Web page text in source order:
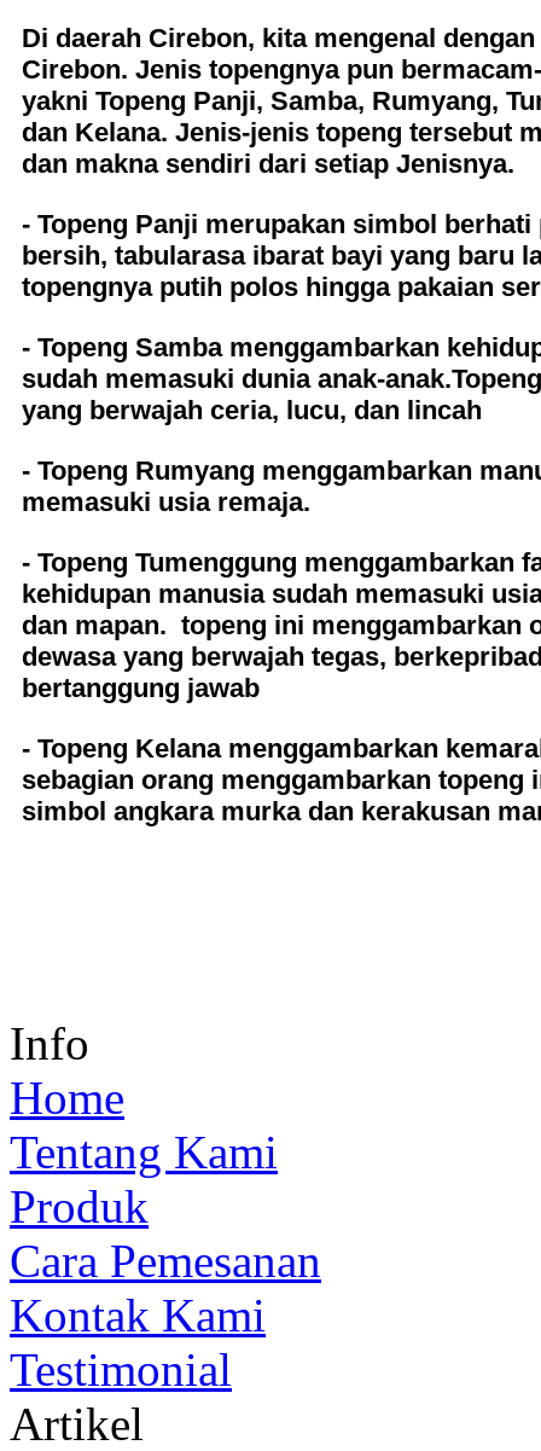
Di daerah Cirebon, kita mengenal dengan
Cirebon. Jenis topengnya pun
yakni Topeng Panji, Samba, Rumyang,
dan Kelana. Jenis-jenis topeng tersebut
dan makna sendiri dari setiap Jenisnya.
- Topeng Panji merupakan simbol berhati
bersih, tabularasa ibarat bayi yang baru
topengnya putih polos hingga pakaian
- Topeng Samba menggambarkan
sudah memasuki dunia anak-
yang berwajah ceria, lucu, dan lincah
- Topeng Rumyang menggambarkan
memasuki usia remaja.
- Topeng Tumenggung menggambarkan
kehidupan manusia sudah memasuki
dan mapan. topeng ini menggambarkan
dewasa yang berwajah tegas,
bertanggung jawab
- Topeng Kelana menggambarkan
sebagian orang menggambarkan topeng
simbol angkara murka dan kerakusan
Info
Home
Tentang Kami
Produk
Cara Pemesanan
Kontak Kami
Testimonial
Artikel